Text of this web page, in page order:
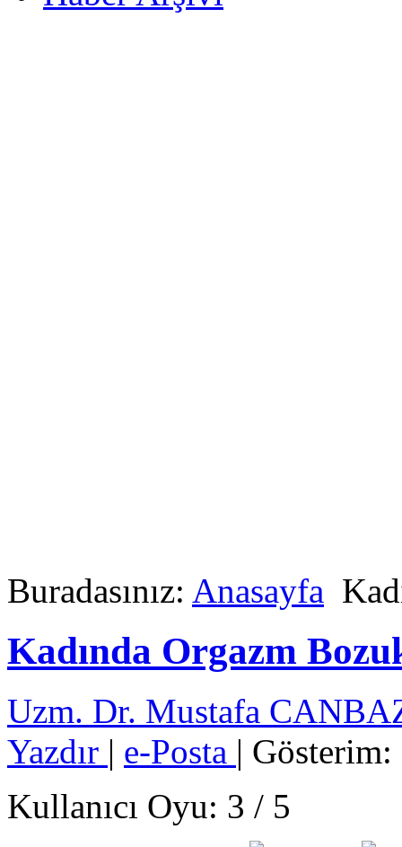
Buradasınız: Anasayfa
Kadında Orgazm
Uzm. Dr. Mustafa
Yazdır | e-Posta |
Kullanıcı Oyu: 3 / 5